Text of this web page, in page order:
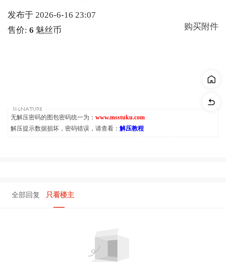
发布于 2026-6-16 23:07
售价: 6 魅丝币 购买附件
无解压密码的图包密码统一为： www.msstuku.com
解压提示数据损坏，密码错误，请查看： 解压教程
全部回复 只看楼主